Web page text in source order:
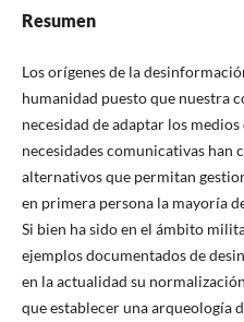
Resumen
Los orígenes de la
humanidad puesto que nuestra
necesidad de adaptar los
necesidades comunicativas han
alternativos que permitan
en primera persona la mayoría
Si bien ha sido en el ámbito
ejemplos documentados de
en la actualidad su
que establecer una arqueología